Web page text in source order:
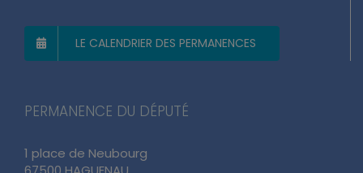
LE CALENDRIER DES PERMANENCES
PERMANENCE DU DÉPUTÉ
1 place de Neubourg